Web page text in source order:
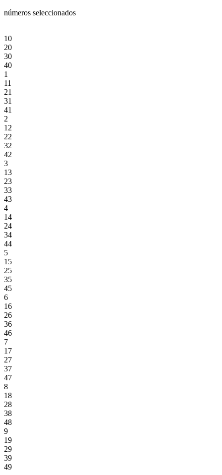
números seleccionados
10
20
30
40
1
11
21
31
41
2
12
22
32
42
3
13
23
33
43
4
14
24
34
44
5
15
25
35
45
6
16
26
36
46
7
17
27
37
47
8
18
28
38
48
9
19
29
39
49